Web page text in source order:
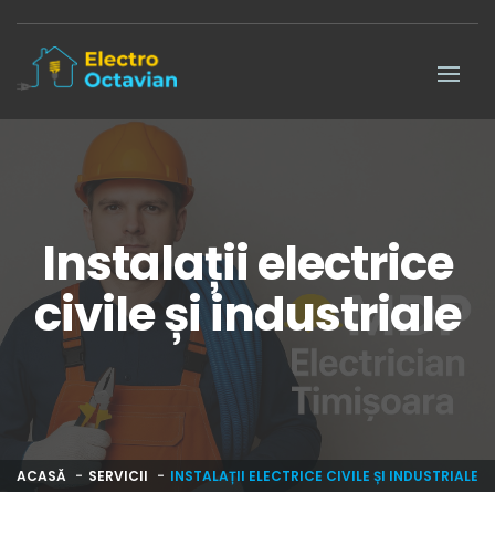
Instalații electrice
civile și industriale
ACASĂ SERVICII INSTALAȚII ELECTRICE CIVILE ȘI INDUSTRIALE